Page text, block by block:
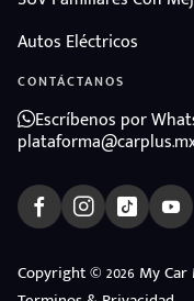
Autos Eléctricos
CONTÁCTANOS
Escríbenos por
Copyright © 2026 My